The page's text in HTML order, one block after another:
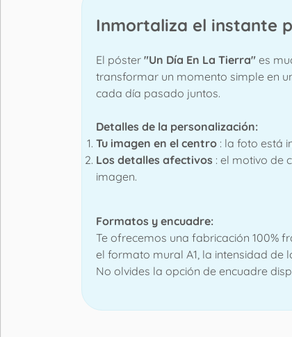
Inmortaliza el instante
El póster "Un Día En La Tierra" es
transformar un momento simple en
cada día pasado juntos.
Detalles de la personalización:
Tu imagen en el centro : la foto está
Los detalles afectivos : el motivo de
imagen.
Formatos y encuadre:
Te ofrecemos una fabricación 100%
el formato mural A1, la intensidad de
No olvides la opción de encuadre